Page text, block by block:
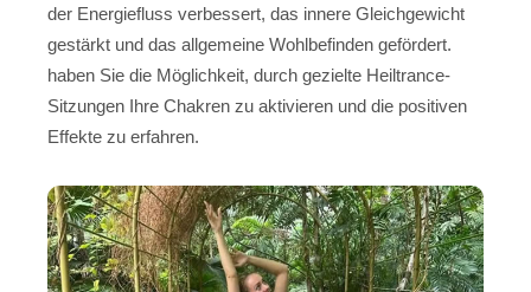
der Energiefluss verbessert, das innere Gleichgewicht
gestärkt und das allgemeine Wohlbefinden gefördert.
haben Sie die Möglichkeit, durch gezielte Heiltrance-
Sitzungen Ihre Chakren zu aktivieren und die positiven
Effekte zu erfahren.